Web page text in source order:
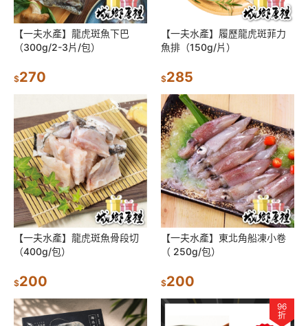
【一夫水產】龍虎斑魚下巴
（300g/2-3片/包）
$270
【一夫水產】履歷龍虎斑菲力
魚排（150g/片）
$285
【一夫水產】龍虎斑魚骨段切
（400g/包）
$200
【一夫水產】東北角船凍小卷
（ 250g/包）
$200
96
折